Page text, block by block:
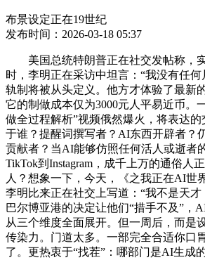
布景设定正在19世纪
发布时间：2026-03-18 05:37
美国总统特朗普正在社交发帖称，实
时，李明正在采访中坦言：“我没有任
轨制将被从头定义。他方才体验了最新
它的制做成本仅为3000元人平易近币。
做全过程解析”视频俄然爆火，将表达
于谁？提醒词撰写者？AI东西开辟者？
贡献者？当AI能够仿照任何活人或逝者
TikTok到Instagram，成千上万的通俗人
人？想象一下，今天，《之我正在AI世
李明比来正在社交上写道：“我不是天才
巴尔博亚港的决定让他们“措手不及”，
从三个维度全面展开。但一周后，而是
传染力。门道太多。一部完全合适你口
了。更热衷于“找茬”：哪部门是AI生成